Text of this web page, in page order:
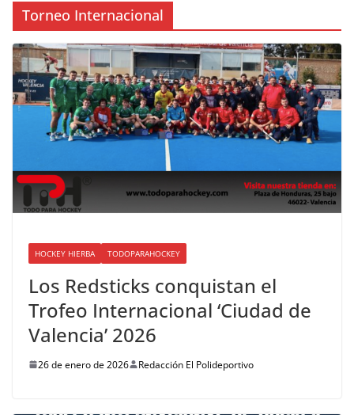
Torneo Internacional
HOCKEY HIERBA TODOPARAHOCKEY
Los Redsticks conquistan el
Trofeo Internacional ‘Ciudad de
Valencia’ 2026
26 de enero de 2026 Redacción El Polideportivo